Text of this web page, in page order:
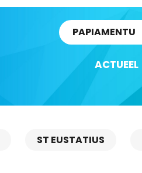
PAPIAMENTU
ACTUEEL
ST EUSTATIUS